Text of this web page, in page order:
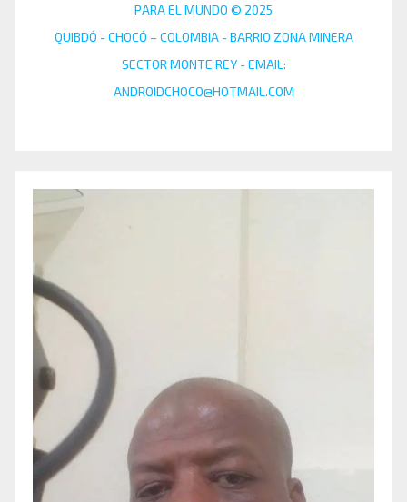
PARA EL MUNDO © 2025
QUIBDÓ - CHOCÓ – COLOMBIA - BARRIO ZONA MINERA
SECTOR MONTE REY - EMAIL:
ANDROIDCHOCO@HOTMAIL.COM